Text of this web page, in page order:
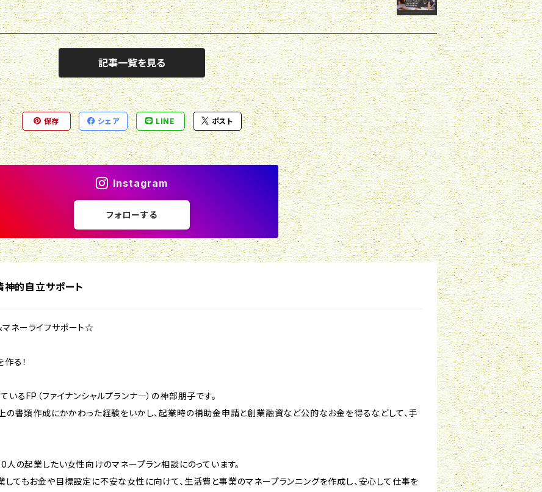
記事一覧を見る
保存 シェア LINE ポスト
Instagram
フォローする
神的自立サポート
ネーライフサポート☆
る！
るFP（ファイナンシャルプランナ―）の神部朋子です。
書類作成にかかわった経験をいかし、起業時の補助金申請と創業融資など公的なお金を得るなどして、手
の起業したい女性向けのマネープラン相談にのっています。
してもお金や目標設定に不安な女性に向けて、生活費と事業のマネープランニングを作成し、安心して仕事を